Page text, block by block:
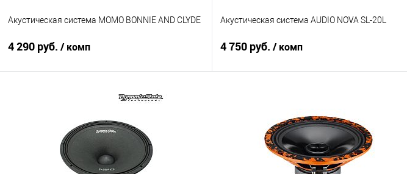
Акустическая система MOMO BONNIE AND CLYDE
4 290 руб. / комп
В корзину
В избранное
Акустическая система AUDIO NOVA SL-20L
4 750 руб. / комп
Сравнение В избранное